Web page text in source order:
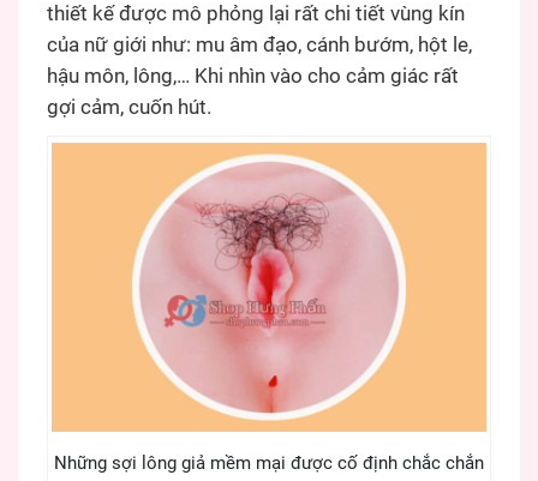
thiết kế được mô phỏng lại rất chi tiết vùng kín
của nữ giới như: mu âm đạo, cánh bướm, hột le,
hậu môn, lông,… Khi nhìn vào cho cảm giác rất
gợi cảm, cuốn hút.
Những sợi lông giả mềm mại được cố định chắc chắn